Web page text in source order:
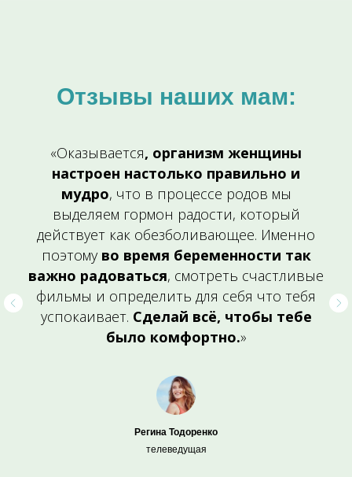
Отзывы наших мам:
«Оказывается, организм женщины
настроен настолько правильно и
мудро, что в процессе родов мы
выделяем гормон радости, который
действует как обезболивающее. Именно
поэтому во время беременности так
важно радоваться, смотреть счастливые
фильмы и определить для себя что тебя
успокаивает. Сделай всё, чтобы тебе
было комфортно.»
Регина Тодоренко
телеведущая